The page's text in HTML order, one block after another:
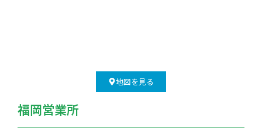
地図を見る
福岡営業所